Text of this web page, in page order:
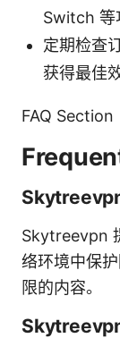
Switch 等
定期检查
获得最佳
FAQ Section
Skytreevpn
络环境中保
限的内容。